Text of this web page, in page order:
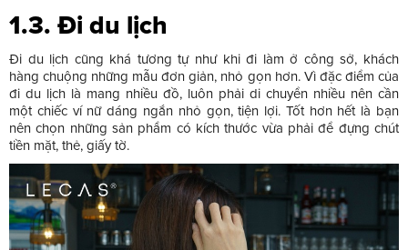
1.3. Đi du lịch
Đi du lịch cũng khá tương tự như khi đi làm ở công sở, khách
hàng chuộng những mẫu đơn giản, nhỏ gọn hơn. Vì đặc điểm của
đi du lịch là mang nhiều đồ, luôn phải di chuyển nhiều nên cần
một chiếc ví nữ dáng ngắn nhỏ gọn, tiện lợi. Tốt hơn hết là bạn
nên chọn những sản phẩm có kích thước vừa phải để đựng chút
tiền mặt, thẻ, giấy tờ.